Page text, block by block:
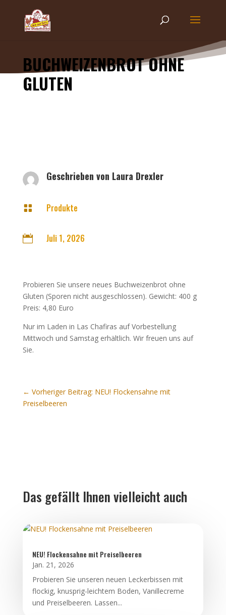
BUCHWEIZENBROT OHNE
GLUTEN
Geschrieben von Laura Drexler
 Produkte
 Juli 1, 2026
Probieren Sie unsere neues Buchweizenbrot ohne
Gluten (Sporen nicht ausgeschlossen). Gewicht: 400 g
Preis: 4,80 Euro
Nur im Laden in Las Chafiras auf Vorbestellung
Mittwoch und Samstag erhältlich. Wir freuen uns auf
Sie.
← Vorheriger Beitrag: NEU! Flockensahne mit
Preiselbeeren
Das gefällt Ihnen vielleicht auch
NEU! Flockensahne mit Preiselbeeren
Jan. 21, 2026
Probieren Sie unseren neuen Leckerbissen mit
flockig, knusprig-leichtem Boden, Vanillecreme
und Preiselbeeren. Lassen...